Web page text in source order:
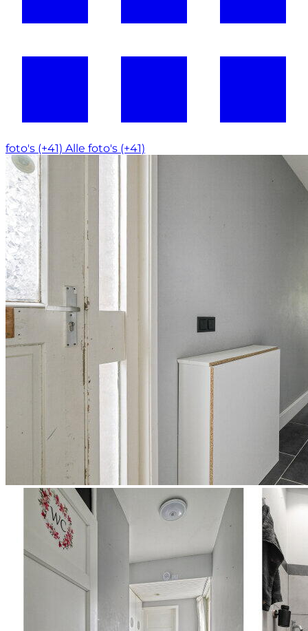
foto's (+41) Alle foto's (+41)